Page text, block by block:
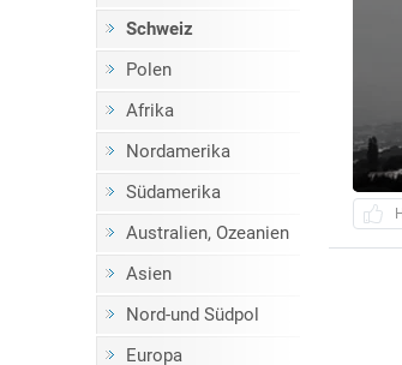
Schweiz
Polen
Afrika
Nordamerika
Südamerika
Australien, Ozeanien
Asien
Nord-und Südpol
Europa